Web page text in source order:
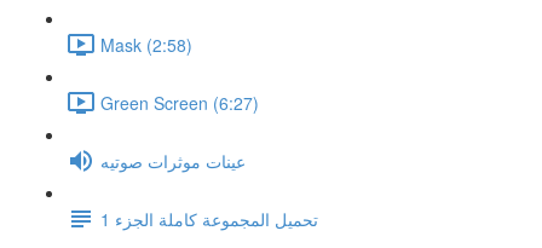
Mask (2:58)
Green Screen (6:27)
عينات موثرات صوتيه
تحميل المجموعة كاملة الجزء 1